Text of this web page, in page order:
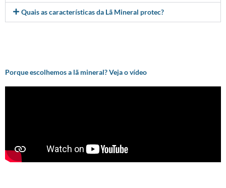
Quais as características da Lã Mineral protec?
Porque escolhemos a lã mineral? Veja o vídeo